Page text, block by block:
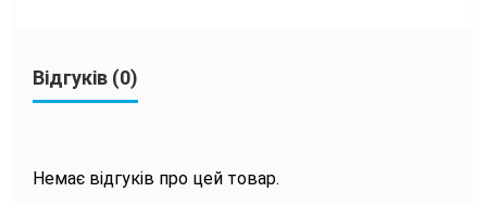
Відгуків (0)
Немає відгуків про цей товар.